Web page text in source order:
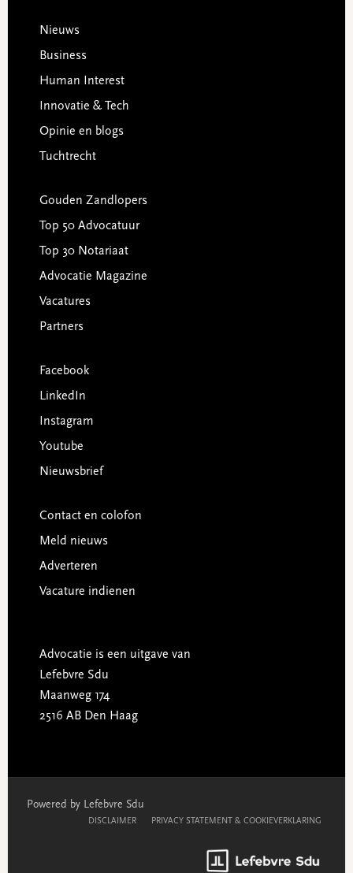
Footer
Nieuws
Business
Human Interest
Innovatie & Tech
Opinie en blogs
Tuchtrecht
Gouden Zandlopers
Top 50 Advocatuur
Top 30 Notariaat
Advocatie Magazine
Vacatures
Partners
Facebook
LinkedIn
Instagram
Youtube
Nieuwsbrief
Contact en colofon
Meld nieuws
Adverteren
Vacature indienen
Advocatie is een uitgave van
Lefebvre Sdu
Maanweg 174
2516 AB Den Haag
Powered by Lefebvre Sdu
DISCLAIMER PRIVACY STATEMENT & COOKIEVERKLARING